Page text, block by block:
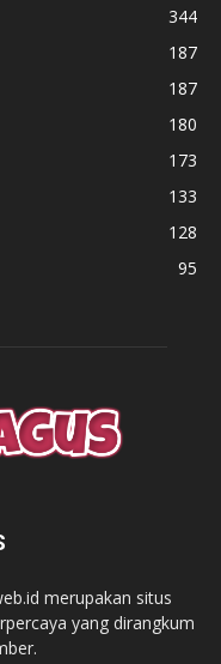
344
187
187
180
173
133
128
95
merupakan situs
yang dirangkum